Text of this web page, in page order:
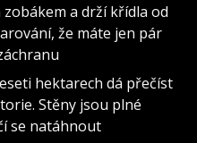
a drží křídla od
že máte jen pár
hektarech dá přečíst
Stěny jsou plné
se natáhnout